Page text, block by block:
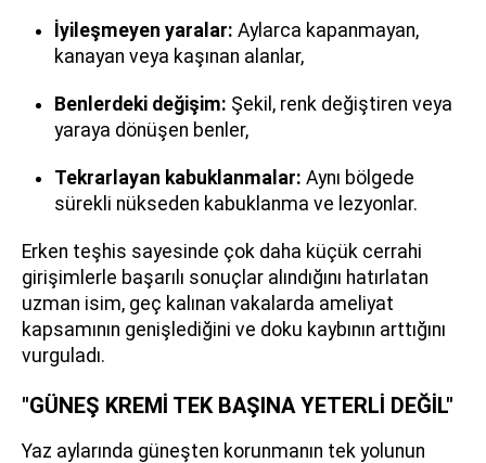
İyileşmeyen yaralar: Aylarca kapanmayan,
kanayan veya kaşınan alanlar,
Benlerdeki değişim: Şekil, renk değiştiren veya
yaraya dönüşen benler,
Tekrarlayan kabuklanmalar: Aynı bölgede
sürekli nükseden kabuklanma ve lezyonlar.
Erken teşhis sayesinde çok daha küçük cerrahi
girişimlerle başarılı sonuçlar alındığını hatırlatan
uzman isim, geç kalınan vakalarda ameliyat
kapsamının genişlediğini ve doku kaybının arttığını
vurguladı.
"GÜNEŞ KREMİ TEK BAŞINA YETERLİ DEĞİL"
Yaz aylarında güneşten korunmanın tek yolunun